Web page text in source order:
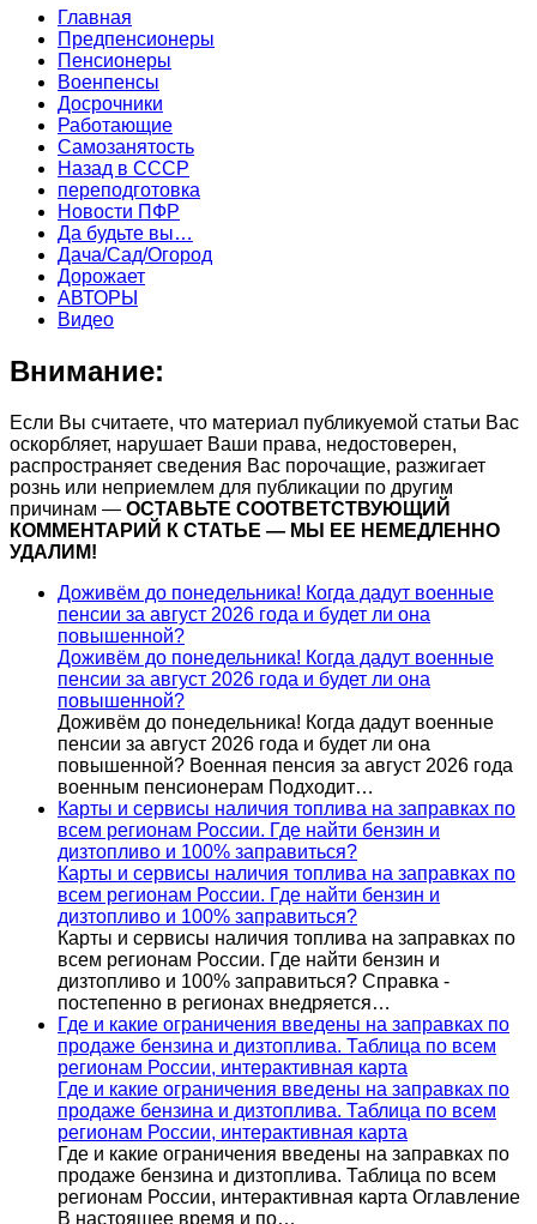
Главная
Предпенсионеры
Пенсионеры
Военпенсы
Досрочники
Работающие
Самозанятость
Назад в СССР
переподготовка
Новости ПФР
Да будьте вы…
Дача/Сад/Огород
Дорожает
АВТОРЫ
Видео
Внимание:
Если Вы считаете, что материал публикуемой статьи Вас
оскорбляет, нарушает Ваши права, недостоверен,
распространяет сведения Вас порочащие, разжигает
рознь или неприемлем для публикации по другим
причинам — ОСТАВЬТЕ СООТВЕТСТВУЮЩИЙ
КОММЕНТАРИЙ К СТАТЬЕ — МЫ ЕЕ НЕМЕДЛЕННО
УДАЛИМ!
Доживём до понедельника! Когда дадут военные
пенсии за август 2026 года и будет ли она
повышенной?
Доживём до понедельника! Когда дадут военные
пенсии за август 2026 года и будет ли она
повышенной?
Доживём до понедельника! Когда дадут военные
пенсии за август 2026 года и будет ли она
повышенной? Военная пенсия за август 2026 года
военным пенсионерам Подходит…
Карты и сервисы наличия топлива на заправках по
всем регионам России. Где найти бензин и
дизтопливо и 100% заправиться?
Карты и сервисы наличия топлива на заправках по
всем регионам России. Где найти бензин и
дизтопливо и 100% заправиться?
Карты и сервисы наличия топлива на заправках по
всем регионам России. Где найти бензин и
дизтопливо и 100% заправиться? Справка -
постепенно в регионах внедряется…
Где и какие ограничения введены на заправках по
продаже бензина и дизтоплива. Таблица по всем
регионам России, интерактивная карта
Где и какие ограничения введены на заправках по
продаже бензина и дизтоплива. Таблица по всем
регионам России, интерактивная карта
Где и какие ограничения введены на заправках по
продаже бензина и дизтоплива. Таблица по всем
регионам России, интерактивная карта Оглавление
В настоящее время и по…